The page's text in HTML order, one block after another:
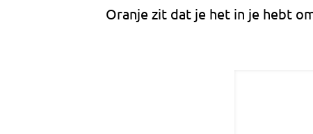
Oranje zit dat je het in je hebt